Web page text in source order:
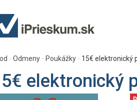
Odmeny Poukážky 15€ elektronický
elektronický